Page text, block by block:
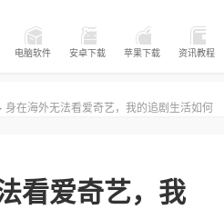
电脑软件 安卓下载 苹果下载 资讯教程
身在海外无法看爱奇艺，我的追剧生活如何
看爱奇艺，我